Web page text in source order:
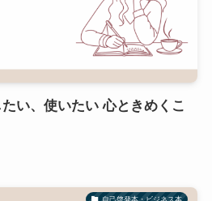
たい、使いたい 心ときめくこ
自己啓発本・ビジネス本